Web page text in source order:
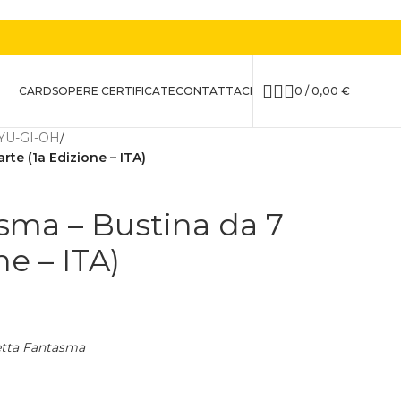
CARDSOPERE CERTIFICATECONTATTACI 0 / 0,00 €
GI-OH/
(1a Edizione – ITA)
– Bustina da 7
– ITA)
Fantasma